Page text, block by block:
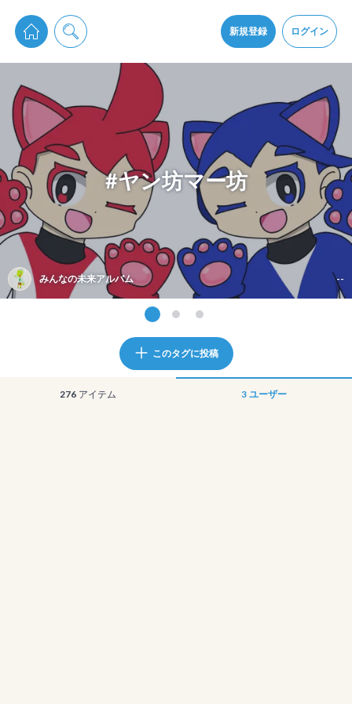
新規登録 ログイン
pixiv Sketchは2024年5月28日付で プライパシーポリシーを改定しました。
通知を受け取るにはここをクリックします
pixiv Sketchアプリでさらに快適に！
アプリをインストール
#ヤン坊マー坊
みんなの未来アルバム --
このタグに投稿
276 アイテム 3 ユーザー